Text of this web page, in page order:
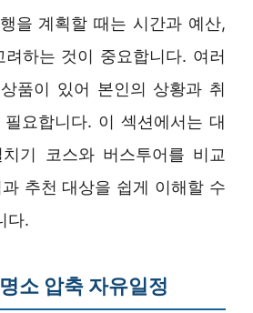
을 계획할 때는 시간과 예산,
하는 것이 중요합니다. 여러
품이 있어 본인의 상황과 취
요합니다. 이 섹션에서는 대
기 코스와 버스투어를 비교
추천 대상을 쉽게 이해할 수
다.
소 압축 자유일정